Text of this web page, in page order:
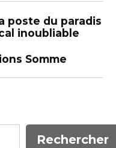
poste du paradis
inoubliable
Somme
Rechercher